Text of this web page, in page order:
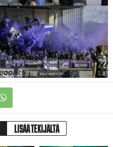
LISÄÄ TEKIJÄLTÄ